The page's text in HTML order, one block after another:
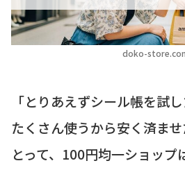
doko-
「とりあえずシール帳を試
たくさん使うから安く済ま
とって、100円均一ショップ